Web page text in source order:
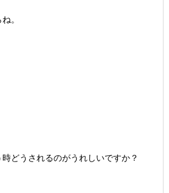
。
どうされるのがうれしいですか？